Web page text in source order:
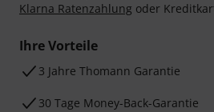
Klarna Ratenzahlung oder
Ihre Vorteile
3 Jahre Thomann Garantie
30 Tage Money-Back-Garantie